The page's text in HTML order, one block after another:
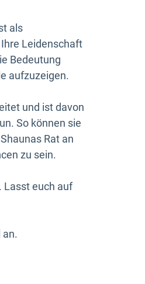
als
Leidenschaft
Bedeutung
aufzuzeigen.
und ist davon
So können sie
Rat an
zu sein.
Lasst euch auf
Fenster öffnen
an.